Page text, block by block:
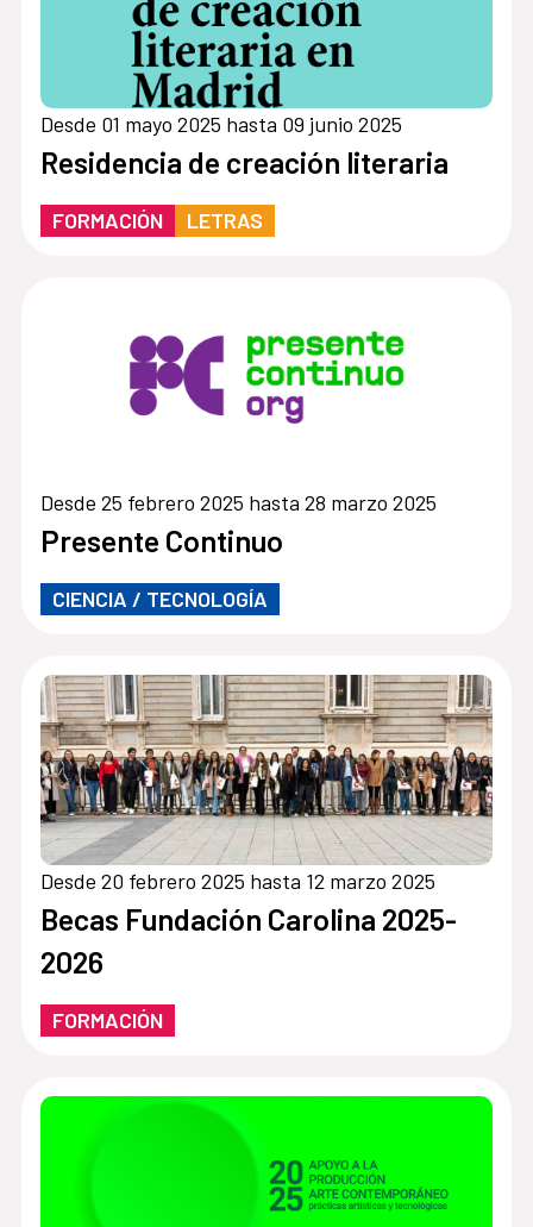
Desde 01 mayo 2025 hasta 09 junio 2025
Residencia de creación literaria
FORMACIÓN LETRAS
Desde 25 febrero 2025 hasta 28 marzo 2025
Presente Continuo
CIENCIA / TECNOLOGÍA
Desde 20 febrero 2025 hasta 12 marzo 2025
Becas Fundación Carolina 2025-
2026
FORMACIÓN